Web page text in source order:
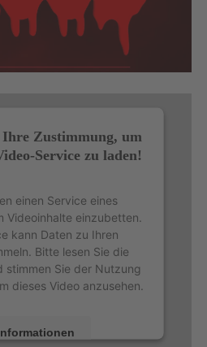
Zustimmung, um
Service zu laden!
einen Service eines
Videoinhalte einzubetten.
kann Daten zu Ihren
Bitte lesen Sie die
stimmen Sie der Nutzung
dieses Video anzusehen.